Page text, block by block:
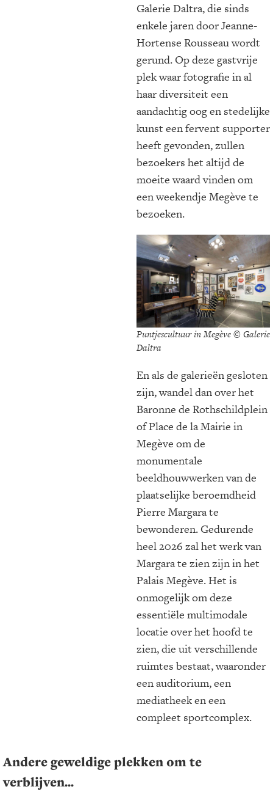
Galerie Daltra, die sinds
enkele jaren door Jeanne-
Hortense Rousseau wordt
gerund. Op deze gastvrije
plek waar fotografie in al
haar diversiteit een
aandachtig oog en stedelijke
kunst een fervent supporter
heeft gevonden, zullen
bezoekers het altijd de
moeite waard vinden om
een weekendje Megève te
bezoeken.
Puntjescultuur in Megève © Galerie
Daltra
En als de galerieën gesloten
zijn, wandel dan over het
Baronne de Rothschildplein
of Place de la Mairie in
Megève om de
monumentale
beeldhouwwerken van de
plaatselijke beroemdheid
Pierre Margara te
bewonderen. Gedurende
heel 2026 zal het werk van
Margara te zien zijn in het
Palais Megève. Het is
onmogelijk om deze
essentiële multimodale
locatie over het hoofd te
zien, die uit verschillende
ruimtes bestaat, waaronder
een auditorium, een
mediatheek en een
compleet sportcomplex.
Andere geweldige plekken om te
verblijven...